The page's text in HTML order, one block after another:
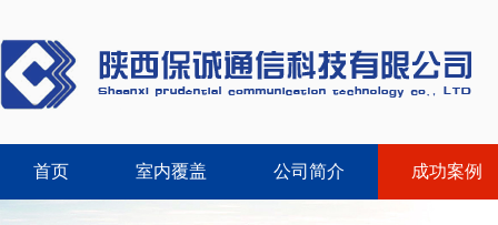
首页 室内覆盖 公司简介 成功案例